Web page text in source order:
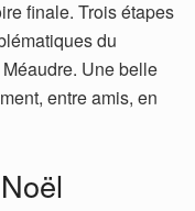
finale. Trois étapes
du
Une belle
entre amis, en